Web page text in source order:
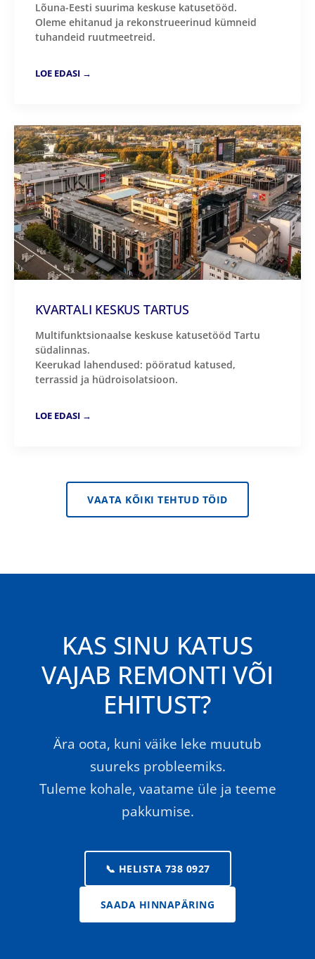
Lõuna-Eesti suurima keskuse katusetööd.
Oleme ehitanud ja rekonstrueerinud kümneid
tuhandeid ruutmeetreid.
LOE EDASI →
KVARTALI KESKUS TARTUS
Multifunktsionaalse keskuse katusetööd Tartu
südalinnas.
Keerukad lahendused: pööratud katused,
terrassid ja hüdroisolatsioon.
LOE EDASI →
VAATA KÕIKI TEHTUD TÖID
KAS SINU KATUS
VAJAB REMONTI VÕI
EHITUST?
Ära oota, kuni väike leke muutub
suureks probleemiks.
Tuleme kohale, vaatame üle ja teeme
pakkumise.
📞 HELISTA 738 0927
SAADA HINNAPÄRING